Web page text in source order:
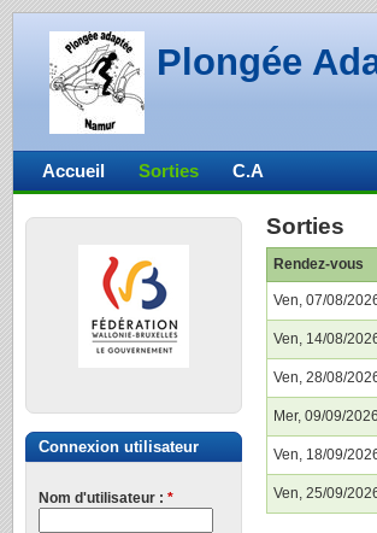
Plongée
Sorties
Rendez-vous
Ven, 07/08/
Ven, 14/08/
Ven, 28/08/
Mer, 09/09/
Ven, 18/09/
Ven, 25/09/
Accueil Sorties C.A
Connexion utilisateur
Nom d'utilisateur : *